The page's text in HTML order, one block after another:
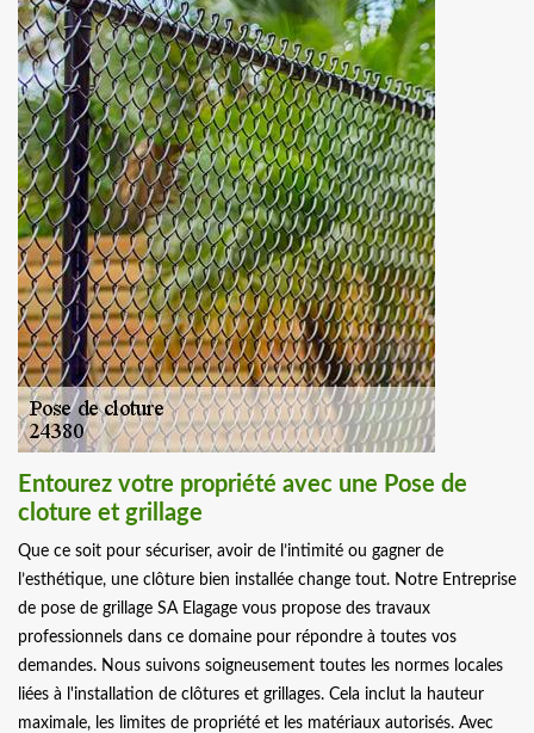
Entourez votre propriété avec une Pose de
cloture et grillage
Que ce soit pour sécuriser, avoir de l’intimité ou gagner de
l’esthétique, une clôture bien installée change tout. Notre Entreprise
de pose de grillage SA Elagage vous propose des travaux
professionnels dans ce domaine pour répondre à toutes vos
demandes. Nous suivons soigneusement toutes les normes locales
liées à l'installation de clôtures et grillages. Cela inclut la hauteur
maximale, les limites de propriété et les matériaux autorisés. Avec